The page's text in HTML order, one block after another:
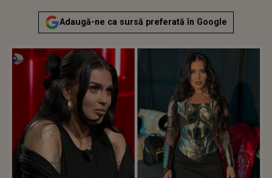
Adaugă-ne ca sursă preferată în Google